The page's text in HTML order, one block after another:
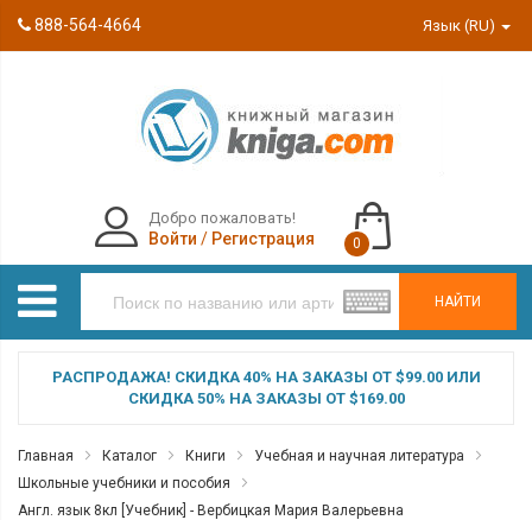
888-564-4664 Язык (RU)
НАЙТИ
Добро пожаловать!
Войти / Регистрация 0
РАСПРОДАЖА! СКИДКА 40% НА ЗАКАЗЫ ОТ $99.00 ИЛИ
СКИДКА 50% НА ЗАКАЗЫ ОТ $169.00
Главная Каталог Книги
Учебная и научная литература
Школьные учебники и пособия
Англ. язык 8кл [Учебник] - Вербицкая Мария Валерьевна